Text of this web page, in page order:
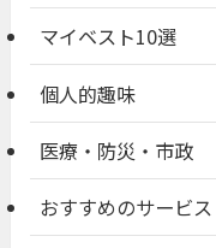
マイベスト10選
個人的趣味
医療・防災・市政
おすすめのサービス